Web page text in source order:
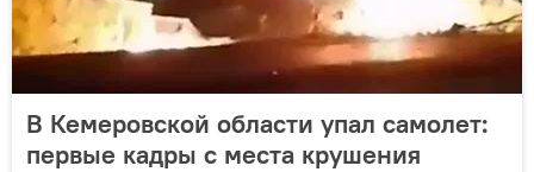
В Кемеровской области упал самолет:
первые кадры с места крушения